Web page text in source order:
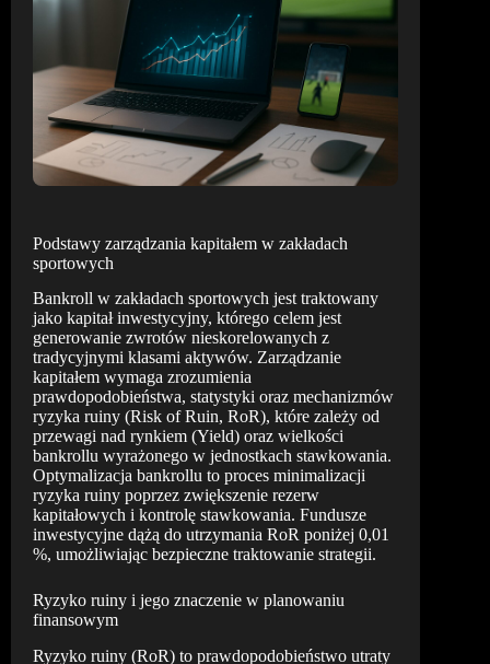
Podstawy zarządzania kapitałem w zakładach
sportowych
Bankroll w zakładach sportowych jest traktowany
jako kapitał inwestycyjny, którego celem jest
generowanie zwrotów nieskorelowanych z
tradycyjnymi klasami aktywów. Zarządzanie
kapitałem wymaga zrozumienia
prawdopodobieństwa, statystyki oraz mechanizmów
ryzyka ruiny (Risk of Ruin, RoR), które zależy od
przewagi nad rynkiem (Yield) oraz wielkości
bankrollu wyrażonego w jednostkach stawkowania.
Optymalizacja bankrollu to proces minimalizacji
ryzyka ruiny poprzez zwiększenie rezerw
kapitałowych i kontrolę stawkowania. Fundusze
inwestycyjne dążą do utrzymania RoR poniżej 0,01
%, umożliwiając bezpieczne traktowanie strategii.
Ryzyko ruiny i jego znaczenie w planowaniu
finansowym
Ryzyko ruiny (RoR) to prawdopodobieństwo utraty